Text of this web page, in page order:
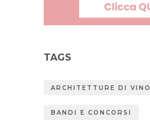
TAGS
ARCHITETTURE DI VINO
BANDI E CONCORSI